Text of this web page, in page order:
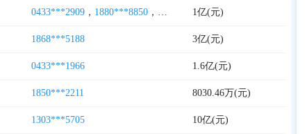
0433***2909 ， 1880***8850 ， 1850***8731
1亿(元)
1868***5188 3亿(元)
0433***1966 1.6亿(元)
1850***2211 8030.46万(元)
1303***5705 10亿(元)